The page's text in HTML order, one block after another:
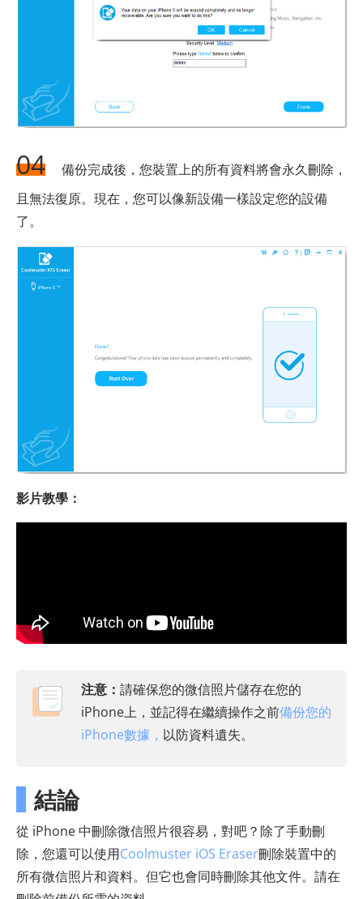
04
備份完成後，您裝置上的所有資料將會永久刪除，
且無法復原。現在，您可以像新設備一樣設定您的設備
了。
影片教學：
注意： 請確保您的微信照片儲存在您的
iPhone上，並記得在繼續操作之前備份您的
iPhone數據， 以防資料遺失。
結論
從 iPhone 中刪除微信照片很容易，對吧？除了手動刪
除，您還可以使用Coolmuster iOS Eraser刪除裝置中的
所有微信照片和資料。但它也會同時刪除其他文件。請在